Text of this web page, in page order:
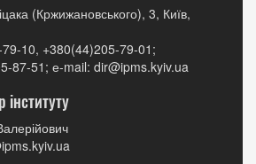
(Кржижановського), 3, Київ,
10, +380(44)205-79-01;
87-51; е-mail: dir@ipms.kyiv.ua
інституту